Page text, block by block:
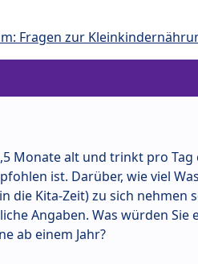
Fragen zur
Monate alt und trinkt pro Tag
ist. Darüber, wie viel
die Kita-Zeit) zu sich nehmen
Angaben. Was würden Sie
ab einem Jahr?